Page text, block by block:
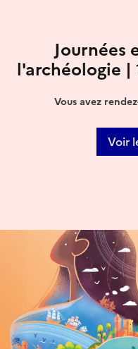
Journées
l'archéologie |
Vous avez
Voir